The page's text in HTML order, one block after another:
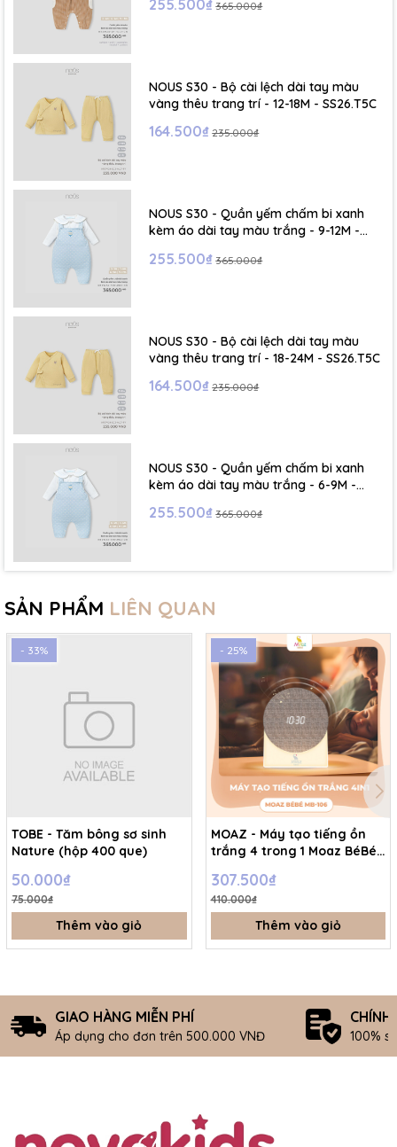
255.500₫ 365.000₫
NOUS S30 - Bộ cài lệch dài tay màu
vàng thêu trang trí - 12-18M - SS26.T5C
164.500₫ 235.000₫
NOUS S30 - Quần yếm chấm bi xanh
kèm áo dài tay màu trắng - 9-12M -
255.500₫ 365.000₫
NOUS S30 - Bộ cài lệch dài tay màu
vàng thêu trang trí - 18-24M - SS26.T5C
164.500₫ 235.000₫
NOUS S30 - Quần yếm chấm bi xanh
kèm áo dài tay màu trắng - 6-9M -
255.500₫ 365.000₫
SẢN PHẨM LIÊN QUAN
- 33%
TOBE - Tăm bông sơ sinh
Nature (hộp 400 que)
50.000₫
75.000₫
Thêm vào giỏ
- 25%
MOAZ - Máy tạo tiếng ồn
trắng 4 trong 1 Moaz BéBé
307.500₫
410.000₫
Thêm vào giỏ
GIAO HÀNG MIỄN PHÍ
Áp dụng cho đơn trên 500.000 VNĐ
CHÍNH
100%